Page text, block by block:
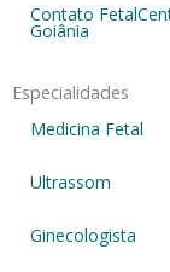
Contato
Goiânia
Especialidades
Medicina Fetal
Ultrassom
Ginecologista